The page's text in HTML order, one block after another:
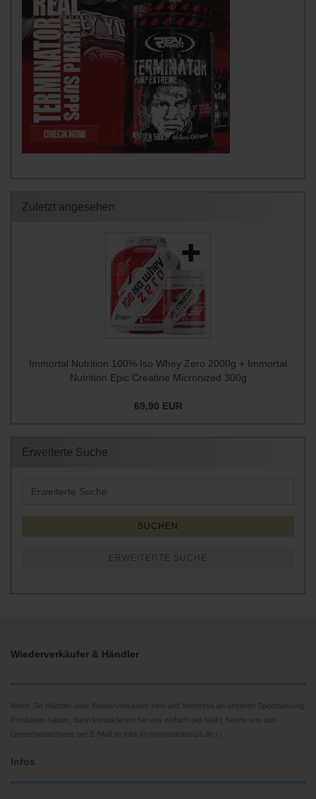
Zuletzt angesehen
Immortal Nutrition 100% Iso Whey Zero 2000g + Immortal
Nutrition Epic Creatine Micronized 300g
69,90 EUR
Erweiterte Suche
Suche
SUCHEN
ERWEITERTE SUCHE
Wiederverkäufer & Händler
Wenn Sie Händler oder Wiederverkäufer sind und Interesse an unseren Sportnahrung
Produkten haben, dann kontaktieren Sie uns einfach per Mail ( Sende uns den
Gewerbenachweis per E-Mail an info(@)sportnutrition24.de ) !
Infos